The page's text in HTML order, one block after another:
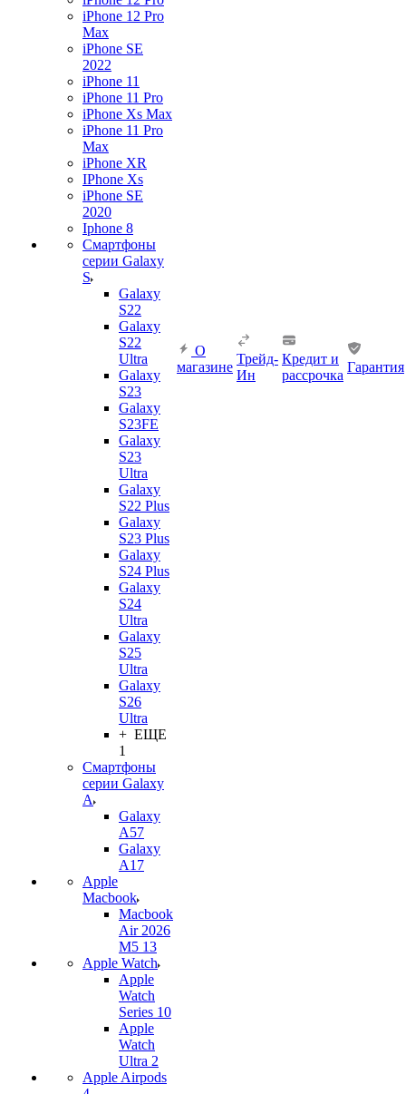
iPhone 12 Pro
Max
iPhone SE
2022
iPhone 11
iPhone 11 Pro
iPhone Xs Max
iPhone 11 Pro
Max
iPhone XR
IPhone Xs
iPhone SE
2020
Iphone 8
Смартфоны
серии Galaxy
S
Galaxy
S22
Galaxy
S22
Ultra
Galaxy
S23
Galaxy
S23FE
Galaxy
S23
Ultra
Galaxy
S22 Plus
Galaxy
S23 Plus
Galaxy
S24 Plus
Galaxy
S24
Ultra
Galaxy
S25
Ultra
Galaxy
S26
Ultra
+ ЕЩЕ
1
Смартфоны
серии Galaxy
A
Galaxy
A57
Galaxy
A17
Apple
Macbook
Macbook
Air 2026
M5 13
Apple Watch
Apple
Watch
Series 10
Apple
Watch
Ultra 2
Apple Airpods
О
магазине
Трейд-
Ин
Кредит и
рассрочка
Гарантия